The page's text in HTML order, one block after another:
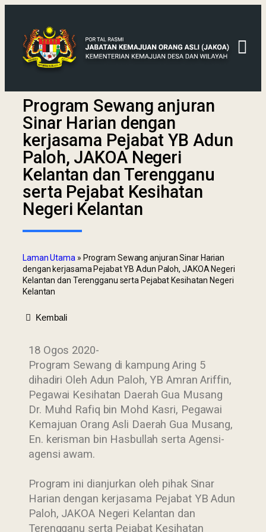
Program Sewang anjuran
Sinar Harian dengan
kerjasama Pejabat YB Adun
Paloh, JAKOA Negeri
Kelantan dan Terengganu
serta Pejabat Kesihatan
Negeri Kelantan
Laman Utama » Program Sewang anjuran Sinar Harian
dengan kerjasama Pejabat YB Adun Paloh, JAKOA Negeri
Kelantan dan Terengganu serta Pejabat Kesihatan Negeri
Kelantan
Kembali
18 Ogos 2020-
Program Sewang di kampung Aring 5
dihadiri Oleh Adun Paloh, YB Amran Ariffin,
Pegawai Kesihatan Daerah Gua Musang
Dr. Muhd Rafiq bin Mohd Kasri, Pegawai
Kemajuan Orang Asli Daerah Gua Musang,
En. kerisman bin Hasbullah serta Agensi-
agensi awam.
Program ini dianjurkan oleh pihak Sinar
Harian dengan kerjasama Pejabat YB Adun
Paloh, JAKOA Negeri Kelantan dan
Terengganu serta Pejabat Kesihatan